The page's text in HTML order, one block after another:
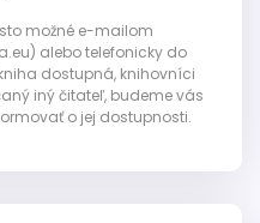
možné e-mailom
alebo telefonicky do
dostupná, knihovníci
iný čitateľ, budeme vás
o jej dostupnosti.